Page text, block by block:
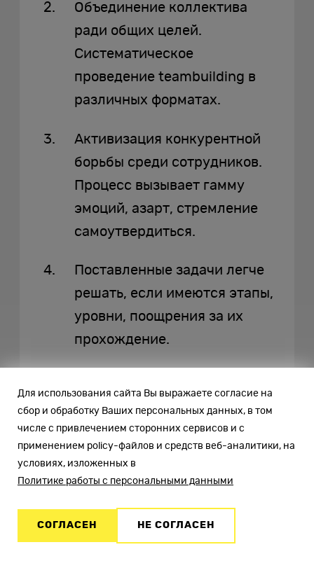
Объединение коллектива
ради общих целей.
Систематическое
проведение teambuilding в
различных форматах.
Активизация конкурентной
борьбы среди сотрудников.
Процесс вызывает гамму
эмоций, азарт, стремление
самоутвердиться.
Поставленные задачи легче
решать, если имеются этапы,
уровни, поощрения за их
прохождение.
Процесс внедрения
геймификации имеет несколько
недостатков:
некоторые компании в своих
до уровня, когда gamification
становится самоцелью. Такой
Для использования сайта Вы выражаете согласие на
сбор и обработку Ваших персональных данных, в том
числе с привлечением сторонних сервисов и с
применением policy-файлов и средств веб-аналитики, на
условиях, изложенных в
Политике работы с персональными данными
СОГЛАСЕН НЕ СОГЛАСЕН